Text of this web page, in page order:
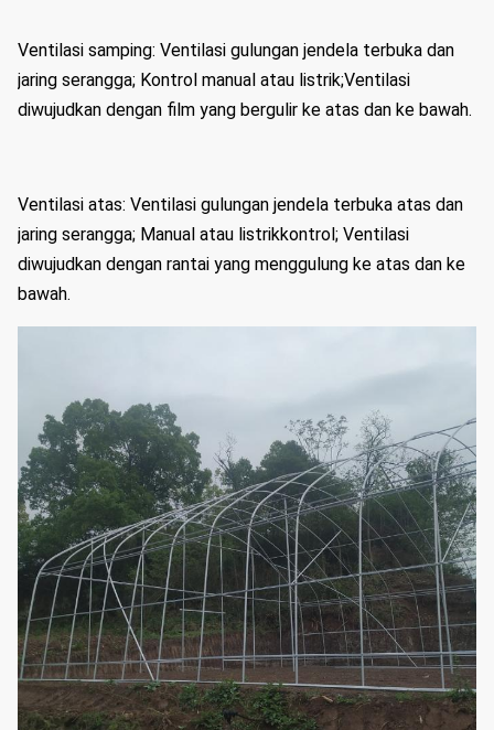
Ventilasi samping: Ventilasi gulungan jendela terbuka dan
jaring serangga; Kontrol manual atau listrik;Ventilasi
diwujudkan dengan film yang bergulir ke atas dan ke bawah.
Ventilasi atas: Ventilasi gulungan jendela terbuka atas dan
jaring serangga; Manual atau listrikkontrol; Ventilasi
diwujudkan dengan rantai yang menggulung ke atas dan ke
bawah.